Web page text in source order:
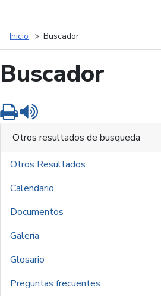
Inicio Buscador
Buscador
Imprimir
Otros resultados de busqueda
Otros Resultados
Calendario
Documentos
Galería
Glosario
Preguntas frecuentes